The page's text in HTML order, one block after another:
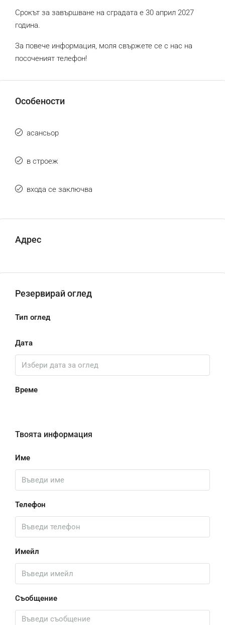
Срокът за завършване на сградата е 30 април 2027
година.
За повече информация, моля свържете се с нас на
посоченият телефон!
Особености
асансьор
в строеж
входа се заключва
Адрес
Резервирай оглед
Тип оглед
Дата
Време
Твоята информация
Име
Телефон
Имейл
Съобщение